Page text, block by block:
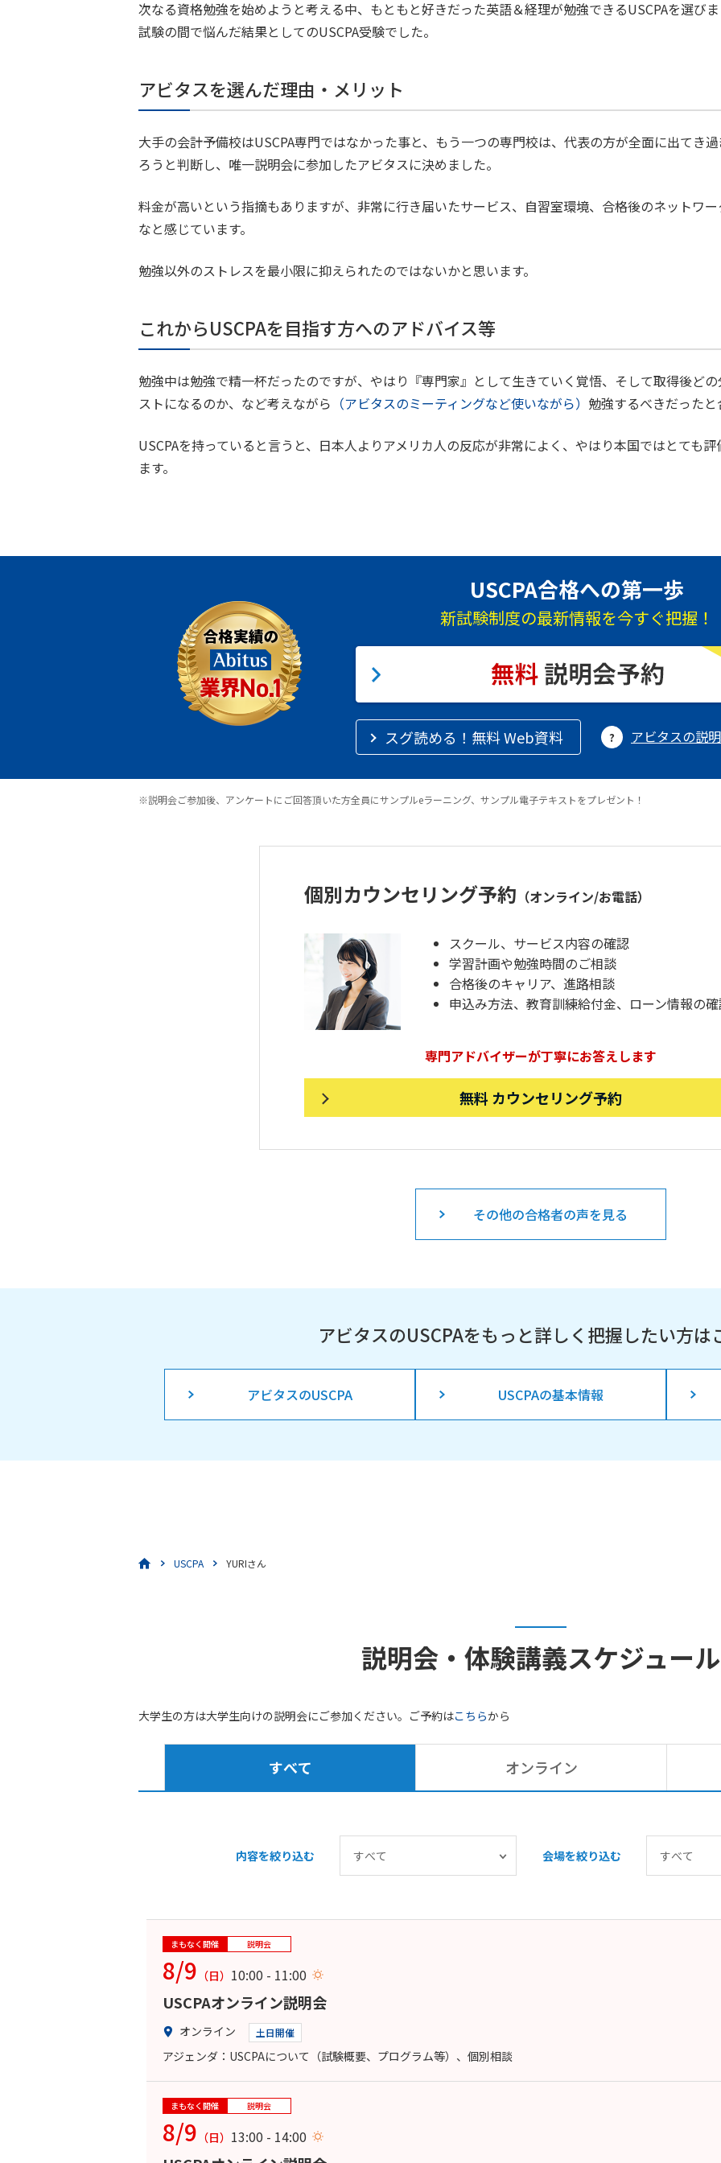
次なる資格勉強を始めようと考える中、もともと好きだった英語＆経理が勉強できるUSCPAを選び
試験の間で悩んだ結果としてのUSCPA受験でした。
アビタスを選んだ理由・メリット
大手の会計予備校はUSCPA専門ではなかった事と、もう一つの専門校は、代表の方が全面に出てき
ろうと判断し、唯一説明会に参加したアビタスに決めました。
料金が高いという指摘もありますが、非常に行き届いたサービス、自習室環境、合格後のネットワ
なと感じています。
勉強以外のストレスを最小限に抑えられたのではないかと思います。
これからUSCPAを目指す方へのアドバイス等
勉強中は勉強で精一杯だったのですが、やはり『専門家』として生きていく覚悟、そして取得後ど
ストになるのか、など考えながら （アビタスのミーティングなど使いながら） 勉強するべきだったと
USCPAを持っていると言うと、日本人よりアメリカ人の反応が非常によく、やはり本国ではとても
ます。
USCPA合格への第一歩
新試験制度の最新情報を今すぐ把握！
スグ読める！無料 Web資料 アビタスの説
※説明会ご参加後、アンケートにご回答頂いた方全員にサンプルeラーニング、サンプル電子テキストをプレゼント！
個別カウンセリング予約 （オンライン/お電話）
スクール、サービス内容の確認
学習計画や勉強時間のご相談
合格後のキャリア、進路相談
申込み方法、教育訓練給付金、ローン情報の
専門アドバイザーが丁寧にお答えします
無料 カウンセリング予約
その他の合格者の声を見る
アビタスのUSCPAをもっと詳しく把握したい方は
アビタスのUSCPA USCPAの基本情報
USCPA YURIさん
説明会・体験講義スケジュール
大学生の方は大学生向けの説明会にご参加ください。ご予約はこちらから
すべて オンライン
内容を絞り込む 会場を絞り込む
まもなく開催 説明会
8/9 （日） 10:00 - 11:00
USCPAオンライン説明会
オンライン 土日開催
アジェンダ：USCPAについて（試験概要、プログラム等）、個別相談
まもなく開催 説明会
8/9 （日） 13:00 - 14:00